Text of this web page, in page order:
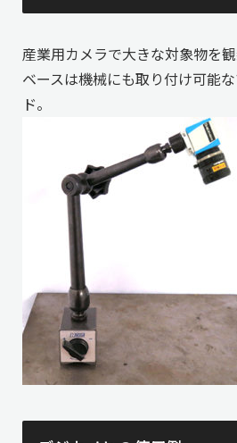
産業用カメラで大きな対象物を観
ベースは機械にも取り付け可能
ド。